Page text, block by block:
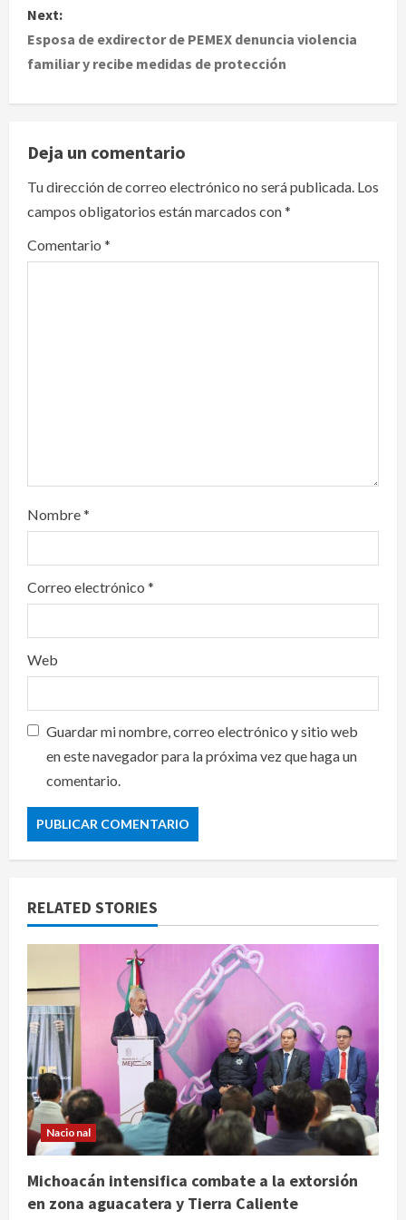
t
n
a
v
i
g
a
Next:
Esposa de exdirector de PEMEX denuncia violencia
familiar y recibe medidas de protección
Deja un comentario
Tu dirección de correo electrónico no será publicada. Los
campos obligatorios están marcados con*
Comentario *
Nombre*
Correo electrónico *
Web
Guardar mi nombre, correo electrónico y sitio web
en este navegador para la próxima vez que haga un
comentario.
RELATED STORIES
Nacional
Michoacán intensifica combate a la extorsión
en zona aguacatera y Tierra Caliente